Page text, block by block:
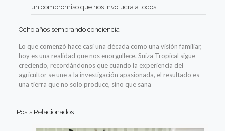
un compromiso que nos involucra a todos.
Ocho años sembrando conciencia
Lo que comenzó hace casi una década como una visión familiar,
hoy es una realidad que nos enorgullece. Suiza Tropical sigue
creciendo, recordándonos que cuando la experiencia del
agricultor se une a la investigación apasionada, el resultado es
una tierra que no solo produce, sino que sana
Posts Relacionados